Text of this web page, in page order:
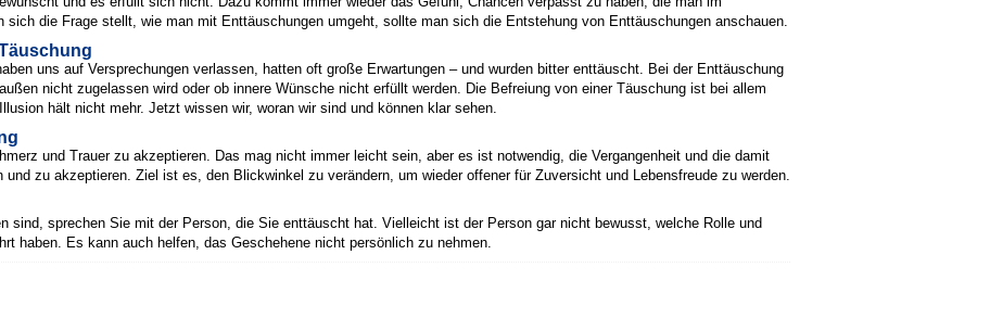
sich die Frage stellt, wie man mit Enttäuschungen umgeht, sollte man sich die Entstehung von Enttäuschungen anschauen.
uns auf Versprechungen verlassen, hatten oft große Erwartungen – und wurden bitter enttäuscht. Bei der Enttäuschung
nicht zugelassen wird oder ob innere Wünsche nicht erfüllt werden. Die Befreiung von einer Täuschung ist bei allem
hält nicht mehr. Jetzt wissen wir, woran wir sind und können klar sehen.
und Trauer zu akzeptieren. Das mag nicht immer leicht sein, aber es ist notwendig, die Vergangenheit und die damit
und zu akzeptieren. Ziel ist es, den Blickwinkel zu verändern, um wieder offener für Zuversicht und Lebensfreude zu werden.
sind, sprechen Sie mit der Person, die Sie enttäuscht hat. Vielleicht ist der Person gar nicht bewusst, welche Rolle und
haben. Es kann auch helfen, das Geschehene nicht persönlich zu nehmen.